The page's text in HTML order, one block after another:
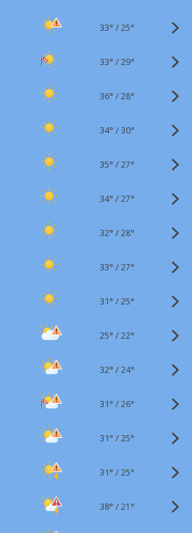
33° /25°
33° /29°
36° /28°
34° /30°
35° /27°
34° /27°
32° /28°
33° /27°
31° /25°
25° /22°
32° /24°
31° /26°
31° /25°
31° /25°
38° /21°